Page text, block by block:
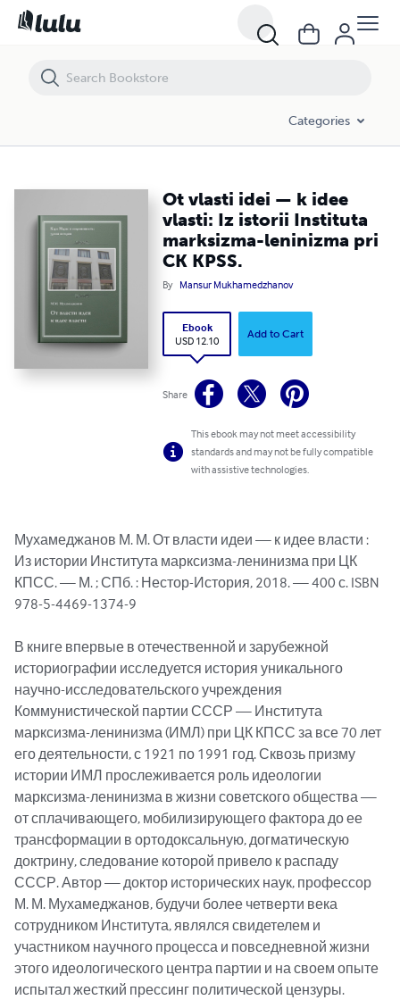
Categories
Ot vlasti idei — k idee
vlasti: Iz istorii Instituta
marksizma-leninizma pri
CK KPSS.
By Mansur Mukhamedzhanov
Ebook
USD 12.10
Add to Cart
Share
This ebook may not meet accessibility
standards and may not be fully compatible
with assistive technologies.
Мухамеджанов М. М. От власти идеи — к идее власти :
Из истории Института марксизма-ленинизма при ЦК
КПСС. — М. ; СПб. : Нестор-История, 2018. — 400 с. ISBN
978-5-4469-1374-9
В книге впервые в отечественной и зарубежной
историографии исследуется история уникального
научно-исследовательского учреждения
Коммунистической партии СССР — Института
марксизма-ленинизма (ИМЛ) при ЦК КПСС за все 70 лет
его деятельности, с 1921 по 1991 год. Сквозь призму
истории ИМЛ прослеживается роль идеологии
марксизма-ленинизма в жизни советского общества —
от сплачивающего, мобилизирующего фактора до ее
трансформации в ортодоксальную, догматическую
доктрину, следование которой привело к распаду
СССР. Автор — доктор исторических наук, профессор
М. М. Мухамеджанов, будучи более четверти века
сотрудником Института, являлся свидетелем и
участником научного процесса и повседневной жизни
этого идеологического центра партии и на своем опыте
испытал жесткий прессинг политической цензуры.
Ot vlasti idei — k idee vlasti: Iz istorii Instituta marksizma-leninizma pri